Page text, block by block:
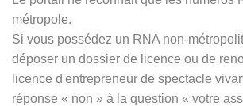
métropole.
Si vous possédez un RNA non-
déposer un dossier de licence ou de
licence d'entrepreneur de spectacle
réponse « non » à la question « votre